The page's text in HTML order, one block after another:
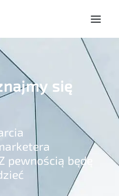
się
pewnością będę